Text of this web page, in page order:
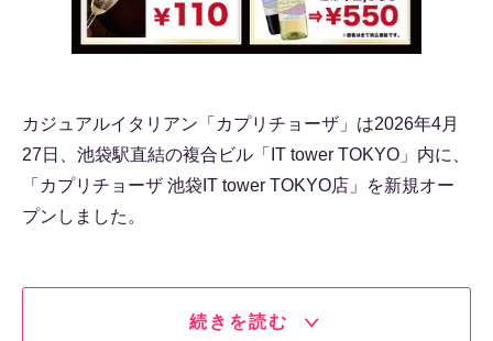
カジュアルイタリアン「カプリチョーザ」は2026年4月
27日、池袋駅直結の複合ビル「IT tower TOKYO」内に、
「カプリチョーザ 池袋IT tower TOKYO店」を新規オー
プンしました。
続きを読む